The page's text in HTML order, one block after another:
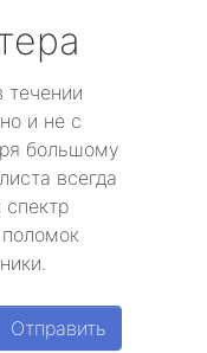
и не с
большому
всегда
Отправить